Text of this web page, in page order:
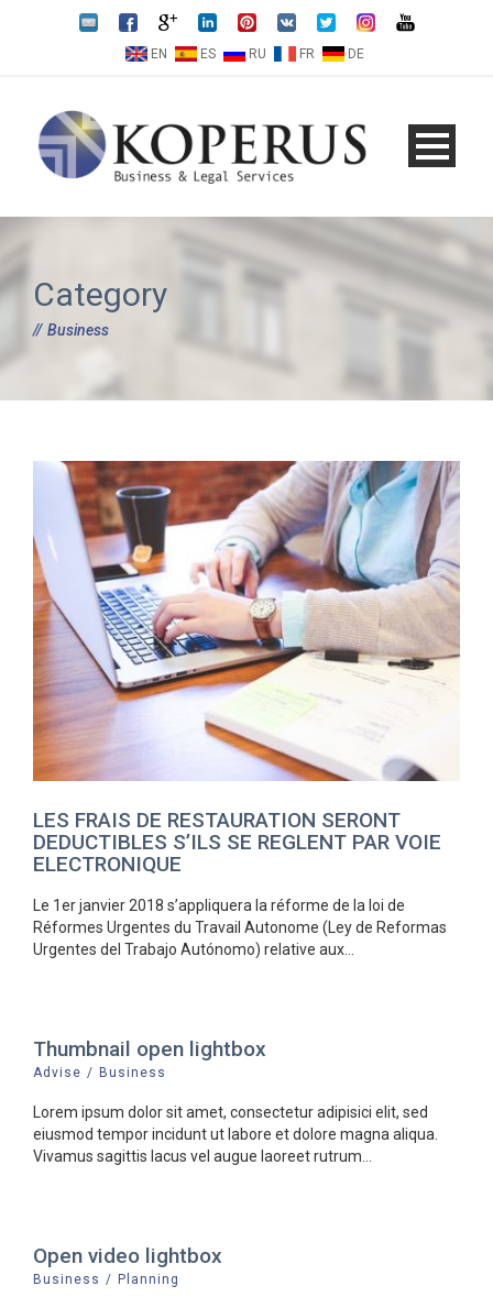
EN ES RU FR DE
Category
Business
LES FRAIS DE RESTAURATION SERONT
DEDUCTIBLES S’ILS SE REGLENT PAR VOIE
ELECTRONIQUE
Le 1er janvier 2018 s’appliquera la réforme de la loi de
Réformes Urgentes du Travail Autonome (Ley de Reformas
Urgentes del Trabajo Autónomo) relative aux...
Thumbnail open lightbox
Advise / Business
Lorem ipsum dolor sit amet, consectetur adipisici elit, sed
eiusmod tempor incidunt ut labore et dolore magna aliqua.
Vivamus sagittis lacus vel augue laoreet rutrum...
Open video lightbox
Business / Planning